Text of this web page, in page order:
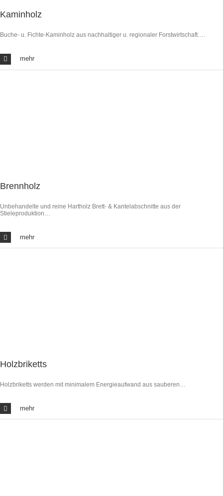
Kaminholz
Buche- u. Fichte-Kaminholz aus nachhaltiger u. regionaler Forstwirtschaft….
mehr
Brennholz
Unbehandelte und reine Hartholz Brett- & Kantelabschnitte aus der
Stieleproduktion…
mehr
Holzbriketts
Holzbriketts werden mit minimalem Energieaufwand aus sauberen…
mehr